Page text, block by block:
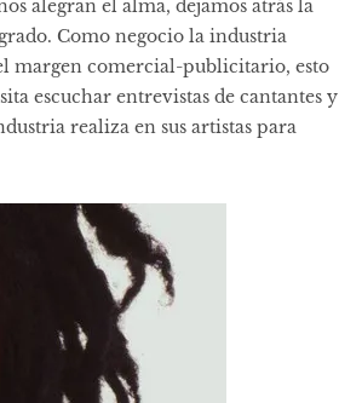
alegran el alma, dejamos atrás la
Como negocio la industria
margen comercial-publicitario, esto
escuchar entrevistas de cantantes y
realiza en sus artistas para